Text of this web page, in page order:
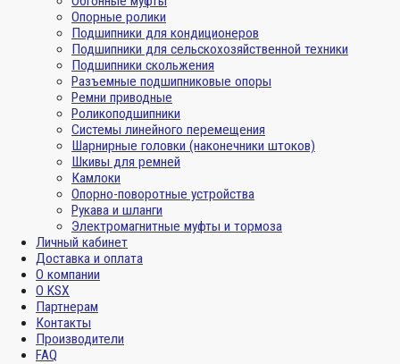
Опорные ролики
Подшипники для кондиционеров
Подшипники для сельскохозяйственной техники
Подшипники скольжения
Разъемные подшипниковые опоры
Ремни приводные
Роликоподшипники
Системы линейного перемещения
Шарнирные головки (наконечники штоков)
Шкивы для ремней
Камлоки
Опорно-поворотные устройства
Рукава и шланги
Электромагнитные муфты и тормоза
Личный кабинет
Доставка и оплата
О компании
О KSX
Партнерам
Контакты
Производители
FAQ